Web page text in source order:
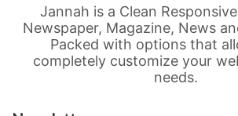
Jannah is a Clean
Newspaper, Magazine, News
Packed with options that
completely customize your
needs.